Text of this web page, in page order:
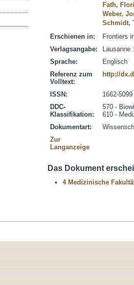
Fath,
Weber,
Schmidt,
Erschienen in:
Frontiers
Verlagsangabe:
Lausanne
Sprache:
Englisch
Referenz zum
Volltext:
http://
ISSN:
1662-5099
DDC-
Klassifikation:
570 -
610 -
Dokumentart:
Zur
Langanzeige
Das Dokument
4 Medizinische